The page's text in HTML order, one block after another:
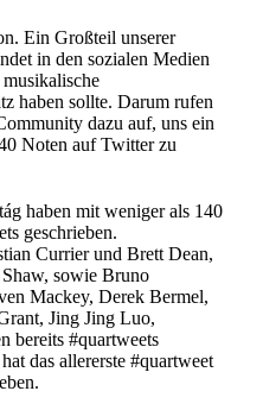
Ein Großteil unserer
in den sozialen Medien
haben sollte. Darum rufen
dazu auf, uns ein
Noten auf Twitter zu
haben mit weniger als 140
geschrieben.
Currier und Brett Dean,
sowie Bruno
Mackey, Derek Bermel,
Jing Jing Luo,
bereits #quartweets
das allererste #quartweet